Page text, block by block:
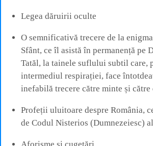
Legea dăruirii oculte
O semnificativă trecere de la
Sfânt, ce îl asistă în permanență pe
Tatăl, la tainele suflului subtil care,
intermediul respirației, face
inefabilă trecere către minte și
Profeții uluitoare despre România,
de Codul Nisterios (Dumnezeiesc)